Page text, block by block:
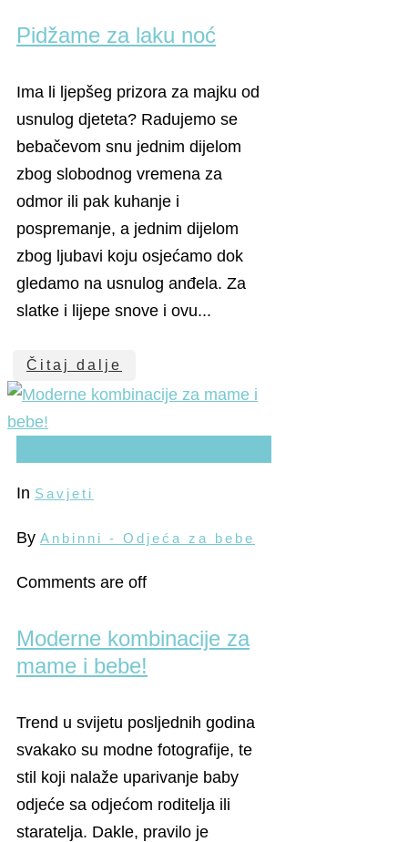
Pidžame za laku noć
Ima li ljepšeg prizora za majku od
usnulog djeteta? Radujemo se
bebačevom snu jednim dijelom
zbog slobodnog vremena za
odmor ili pak kuhanje i
pospremanje, a jednim dijelom
zbog ljubavi koju osjećamo dok
gledamo na usnulog anđela. Za
slatke i lijepe snove i ovu...
Čitaj dalje
In Savjeti
By Anbinni - Odjeća za bebe
Comments are off
Moderne kombinacije za
mame i bebe!
Trend u svijetu posljednih godina
svakako su modne fotografije, te
stil koji nalaže uparivanje baby
odjeće sa odjećom roditelja ili
staratelja. Dakle, pravilo je